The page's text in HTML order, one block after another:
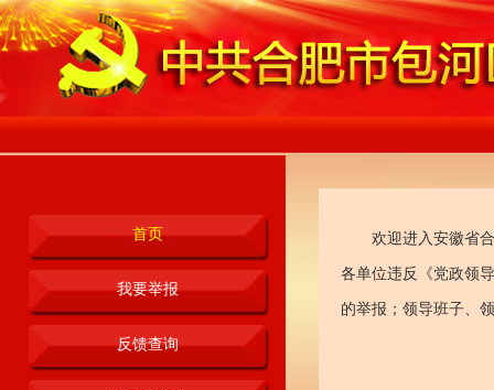
首页
我要举报
反馈查询
欢迎进入安徽省
各单位违反《党政领
的举报；领导班子、